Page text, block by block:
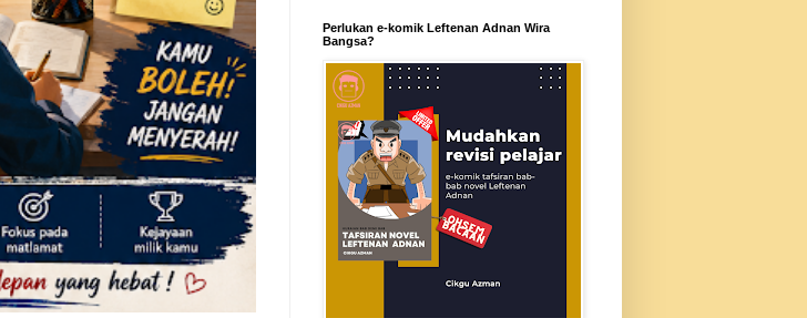
Perlukan e-komik Leftenan Adnan Wira
Bangsa?